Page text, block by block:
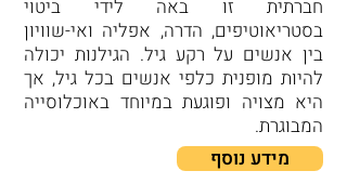
חברתית זו באה לידי ביטוי
בסטריאוטיפים, הדרה, אפליה ואי-שוויון
בין אנשים על רקע גיל. הגילנות יכולה
להיות מופנית כלפי אנשים בכל גיל, אך
היא מצויה ופוגעת במיוחד באוכלוסייה
המבוגרת.
מידע נוסף